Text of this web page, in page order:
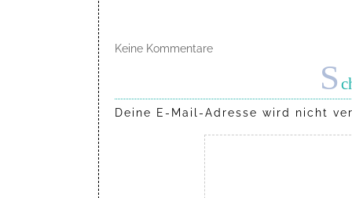
Keine Kommentare
S
Deine E-Mail-Adresse wird nicht